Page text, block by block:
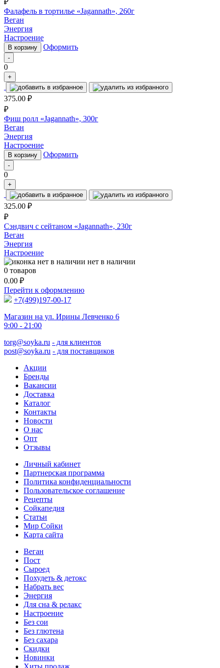
₽
Фалафель в тортилье «Jagannath», 260г
Веган
Энергия
Настроение
В корзину Оформить
-
0
+
375.00 ₽
₽
Фиш ролл «Jagannath», 300г
Веган
Энергия
Настроение
В корзину Оформить
-
0
+
325.00 ₽
₽
Сэндвич с сейтаном «Jagannath», 230г
Веган
Энергия
Настроение
нет в наличии
0 товаров
0.00 ₽
Перейти к оформлению
+7(499)197-00-17
Магазин на ул. Ирины Левченко 6
9:00 - 21:00
torg@soyka.ru - для клиентов
post@soyka.ru - для поставщиков
Акции
Бренды
Вакансии
Доставка
Каталог
Контакты
Новости
О нас
Опт
Отзывы
Личный кабинет
Партнерская программа
Политика конфиденциальности
Пользовательское соглашение
Рецепты
Сойкапедия
Статьи
Мир Сойки
Карта сайта
Веган
Пост
Сыроед
Похудеть & детокс
Набрать вес
Энергия
Для сна & релакс
Настроение
Без сои
Без глютена
Без сахара
Скидки
Новинки